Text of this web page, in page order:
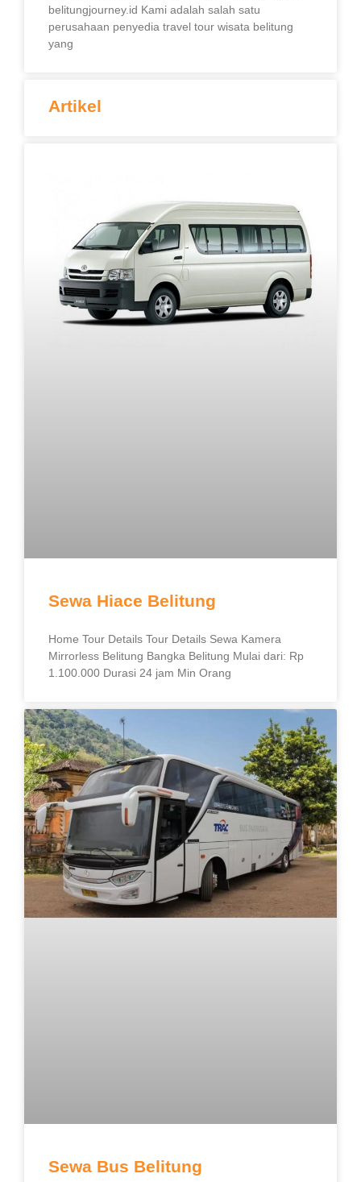
belitungjourney.id Kami adalah salah satu
perusahaan penyedia travel tour wisata belitung
yang
Artikel
Sewa Hiace Belitung
Home Tour Details Tour Details Sewa Kamera
Mirrorless Belitung Bangka Belitung Mulai dari: Rp
1.100.000 Durasi 24 jam Min Orang
Sewa Bus Belitung